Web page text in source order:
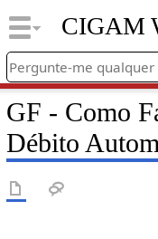
CIGAM
GF - Como
Débito